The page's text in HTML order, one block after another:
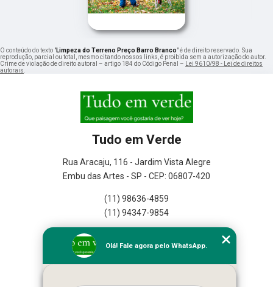
O conteúdo do texto "Limpeza do Terreno Preço Barro Branco" é de direito reservado. Sua
reprodução, parcial ou total, mesmo citando nossos links, é proibida sem a autorização do autor.
Crime de violação de direito autoral – artigo 184 do Código Penal –
Lei 9610/98 - Lei de direitos
autorais
Tudo em Verde
Rua Aracaju, 116 - Jardim Vista Alegre
Embu das Artes - SP - CEP: 06807-420
(11) 98636-4859
(11) 94347-9854
Empresa
Missão
Olá! Fale agora pelo WhatsApp.